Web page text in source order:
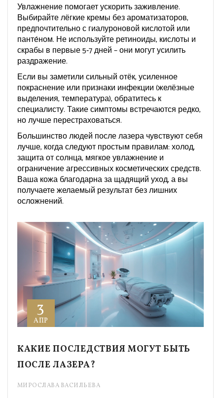
Увлажнение помогает ускорить заживление.
Выбирайте лёгкие кремы без ароматизаторов,
предпочтительно с гиалуроновой кислотой или
панте́ном. Не используйте ретиноиды, кислоты и
скрабы в первые 5‑7 дней – они могут усилить
раздражение.
Если вы заметили сильный отёк, усиленное
покраснение или признаки инфекции (желёзные
выделения, температура), обратитесь к
специалисту. Такие симптомы встречаются редко,
но лучше перестраховаться.
Большинство людей после лазера чувствуют себя
лучше, когда следуют простым правилам: холод,
защита от солнца, мягкое увлажнение и
ограничение агрессивных косметических средств.
Ваша кожа благодарна за щадящий уход, а вы
получаете желаемый результат без лишних
осложнений.
3
АПР
КАКИЕ ПОСЛЕДСТВИЯ МОГУТ БЫТЬ
ПОСЛЕ ЛАЗЕРА?
МИРОСЛАВА ВАСИЛЬЕВА